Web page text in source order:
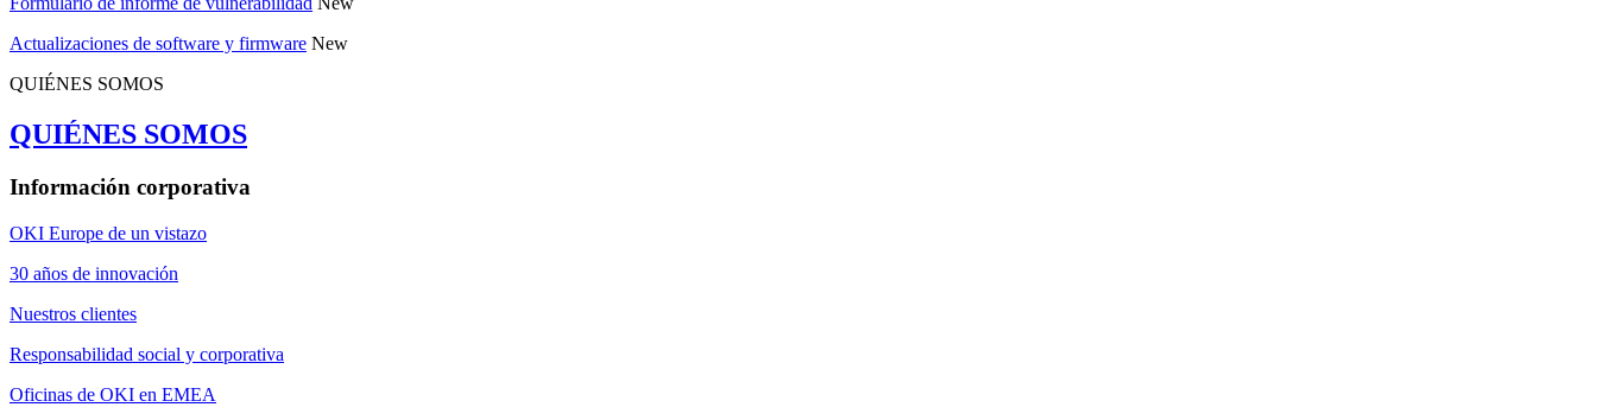
Actualizaciones de software y firmware New
QUIÉNES SOMOS
QUIÉNES SOMOS
Información corporativa
OKI Europe de un vistazo
30 años de innovación
Nuestros clientes
Responsabilidad social y corporativa
Oficinas de OKI en EMEA